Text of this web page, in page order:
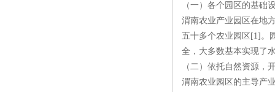
（一）各个园区的基础
渭南农业产业园区在地
五十多个农业园区[1]。
全，大多数基本实现了
（二）依托自然资源，
渭南农业园区的主导产